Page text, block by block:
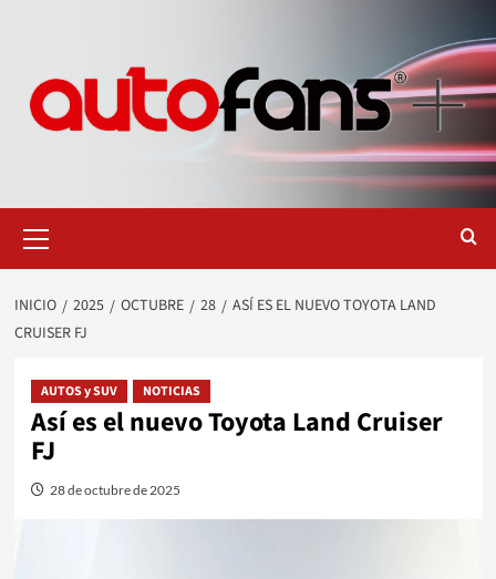
primario
INICIO 2025 OCTUBRE 28
ASÍ ES EL NUEVO TOYOTA LAND
CRUISER FJ
AUTOS y SUV NOTICIAS
Así es el nuevo Toyota Land Cruiser
FJ
28 de octubre de 2025